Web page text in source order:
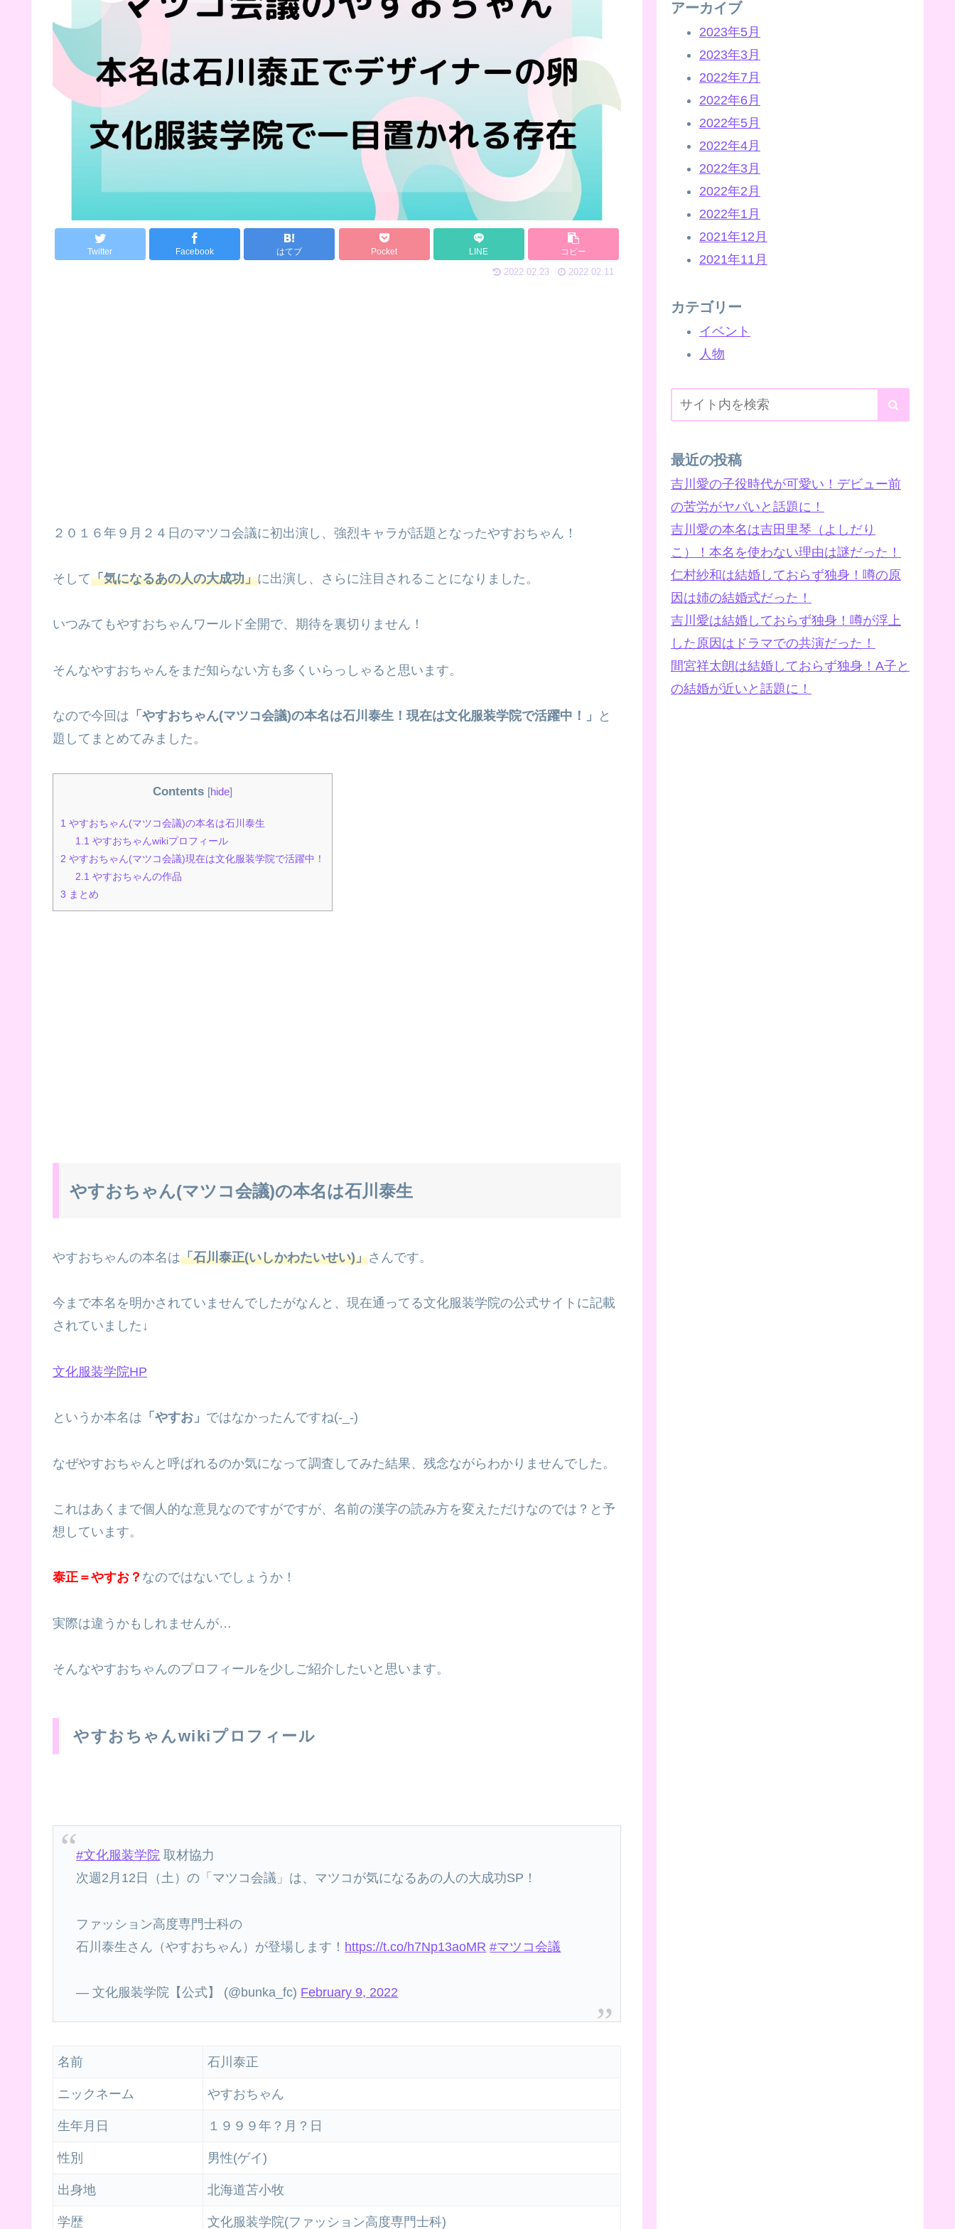
Twitter Facebook はてブ Pocket LINE コピー
2022.02.23 2022.02.11
２０１６年９月２４日のマツコ会議に初出演し、強烈キャラが話題となったやすおちゃん！
そして「気になるあの人の大成功」に出演し、さらに注目されることになりました。
いつみてもやすおちゃんワールド全開で、期待を裏切りません！
そんなやすおちゃんをまだ知らない方も多くいらっしゃると思います。
なので今回は 「やすおちゃん(マツコ会議)の本名は石川泰生！現在は文化服装学院で活躍中！」
と
題してまとめてみました。
Contents [hide]
1 やすおちゃん(マツコ会議)の本名は石川泰生
1.1 やすおちゃんwikiプロフィール
2 やすおちゃん(マツコ会議)現在は文化服装学院で活躍中！
2.1 やすおちゃんの作品
3 まとめ
やすおちゃん(マツコ会議)の本名は石川泰生
やすおちゃんの本名は「石川泰正(いしかわたいせい)」さんです。
今まで本名を明かされていませんでしたがなんと、現在通ってる文化服装学院の公式サイトに記載
されていました↓
文化服装学院HP
というか本名は 「やすお」 ではなかったんですね(-_-)
なぜやすおちゃんと呼ばれるのか気になって調査してみた結果、残念ながらわかりませんでした。
これはあくまで個人的な意見なのですがですが、名前の漢字の読み方を変えただけなのでは？と予
想しています。
泰正＝やすお？ なのではないでしょうか！
実際は違うかもしれませんが…
そんなやすおちゃんのプロフィールを少しご紹介したいと思います。
やすおちゃんwikiプロフィール
#文化服装学院 取材協力
次週2月12日（土）の「マツコ会議」は、マツコが気になるあの人の大成功SP！
ファッション高度専門士科の
石川泰生さん（やすおちゃん）が登場します！ https://t.co/h7Np13aoMR #マツコ会議
— 文化服装学院【公式】 (@bunka_fc) February 9, 2022
名前 石川泰正
ニックネーム やすおちゃん
生年月日 １９９９年？月？日
性別 男性(ゲイ)
出身地 北海道苫小牧
学歴 文化服装学院(ファッション高度専門士科)
アーカイブ
2023年5月
2023年3月
2022年7月
2022年6月
2022年5月
2022年4月
2022年3月
2022年2月
2022年1月
2021年12月
2021年11月
カテゴリー
イベント
人物
最近の投稿
吉川愛の子役時代が可愛い！デビュー前
の苦労がヤバいと話題に！
吉川愛の本名は吉田里琴（よしだり
こ）！本名を使わない理由は謎だった！
仁村紗和は結婚しておらず独身！噂の原
因は姉の結婚式だった！
吉川愛は結婚しておらず独身！噂が浮上
した原因はドラマでの共演だった！
間宮祥太朗は結婚しておらず独身！A子と
の結婚が近いと話題に！